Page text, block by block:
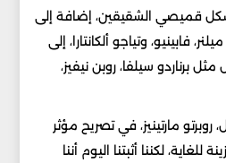
شكل قميصي الشقيقين، إضافة إلى
فابينيو، وتياجو ألكانتارا، إلى
برناردو سيلفا، روبن نيفيز،
مارتينيز، في تصريح مؤثر
للغاية، لكننا أثبتنا اليوم أننا